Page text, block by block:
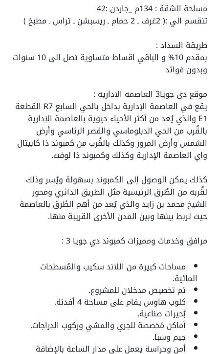
مساحة الشقة : 134م _جاردن :42
تنقسم الي :( 2غرف ـ 2 حمام ـ ريسبشن ـ تراس ـ مطبخ )
طريقة السداد :
بمقدم 10% و الباقي اقساط متساوية تصل الى 10 سنوات
وبدون فوائد
موقع دى جويا3 العاصمه الاداريه :
يقع في العاصمة الإدارية بداخل بالحي السابع R7 القطعة
E1 والذي يُعد من أكثر الأحياء حيوية بالعاصمة الإدارية
بالقُرب من الحي الدبلوماسي والقصر الرئاسي وأرض
الشمس وأرض المرور وكذلك بالقُرب من كمبوند ذا كابيتال
واي العاصمة الإدارية وكذلك وكمبوند ذا لوفت.
كذلك يمكن الوصول إلى الكمبوند بسهولة ويُسر وذلك
لقُربه من الطُرق الرئيسية مثل الطريق الدائري ومحور
الشيخ محمد بن زايد والذي يُعد من أهم الطُرق بالعاصمة
حيث تربط بينها وبين المدن الأخرى القريبة منها.
مرافق وخدمات ومميزات كمبوند دي جويا 3 :
مساحات كبيرة من اللاند سكيب والمُسطحات
المائية.
تم تخصيص مدخلان للمشروع.
كلوب هاوس يقام على مساحة 4 أفدنة.
بُحيرات صناعية.
أماكن مُخصصة للجري والمشي وركوب الدراجات.
جيم وسبا.
أمن وحراسة يعمل على مدار الساعة بالإضافة